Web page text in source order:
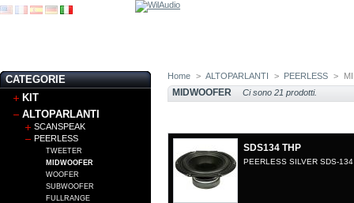
CATEGORIE
KIT
ALTOPARLANTI
SCANSPEAK
PEERLESS
TWEETER
MIDWOOFER
WOOFER
SUBWOOFER
FULLRANGE
Home > ALTOPARLANTI > PEERLESS >
MIDWOOFER Ci sono 21 prodotti.
SDS134 THP
PEERLESS SILVER SDS-